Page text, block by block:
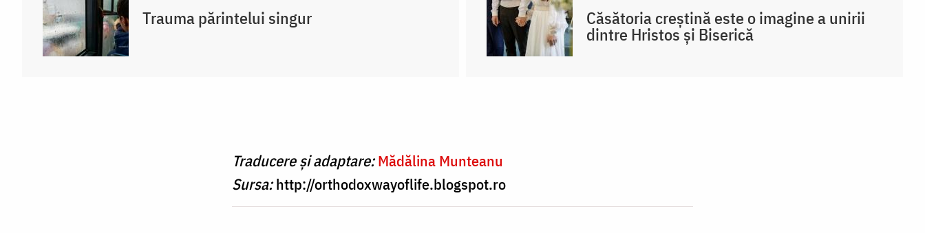
Trauma părintelui singur Căsătoria creștină este o imagine a unirii
dintre Hristos și Biserică
Traducere și adaptare:Mădălina Munteanu
Sursa:http://orthodoxwayoflife.blogspot.ro